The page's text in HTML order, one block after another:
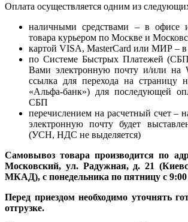
Оплата осуществляется одним из
наличными средствами – в офисе
товара курьером по Москве и
картой VISA, MasterCard или МИР – в
по Системе Быстрых Платежей
Вами электронную почту и/или на
ссылка для перехода на страницу
«Альфа-банк») для последующей
СБП
перечислением на расчетный счет –
электронную почту будет
(УСН, НДС не выделяется)
Самовывоз товара производится по
Московский, ул. Радужная, д. 21
МКАД), с понедельника по пятницу с 9:00
Перед приездом необходимо уточнять
отгрузке.